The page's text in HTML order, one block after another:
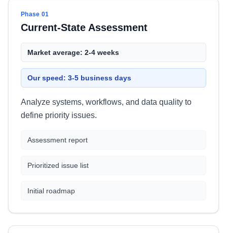
Phase 01
Current-State Assessment
Market average: 2-4 weeks
Our speed: 3-5 business days
Analyze systems, workflows, and data quality to
define priority issues.
Assessment report
Prioritized issue list
Initial roadmap